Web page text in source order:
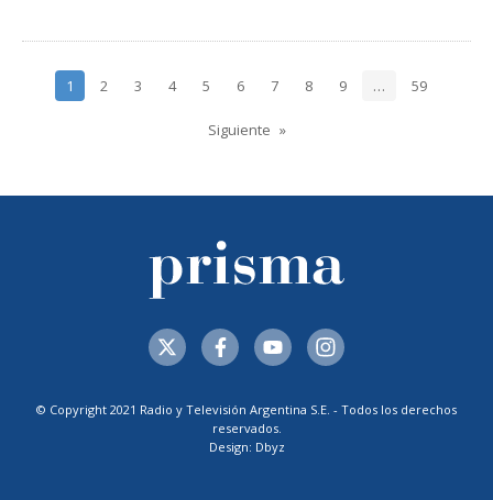
1 2 3 4 5 6 7 8 9 … 59
Siguiente
© Copyright 2021 Radio y Televisión Argentina S.E. - Todos los derechos
reservados.
Design: Dbyz